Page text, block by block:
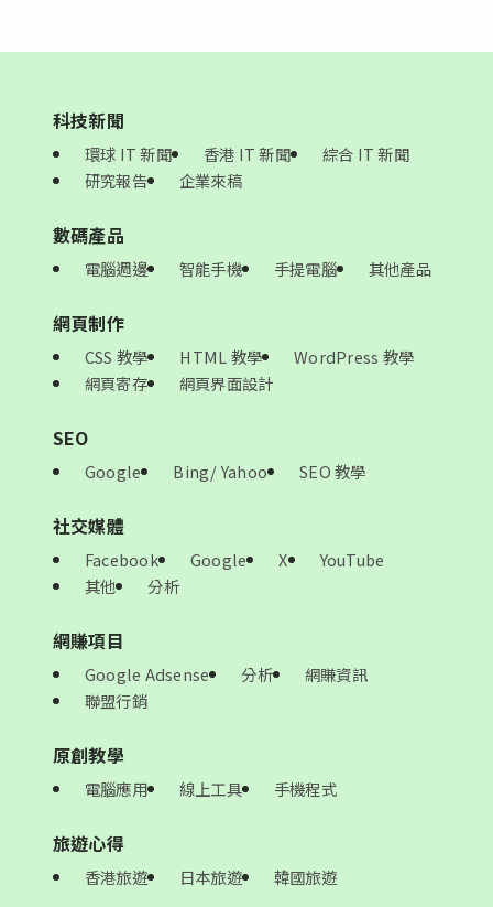
科技新聞
環球 IT 新聞 香港 IT 新聞
綜合 IT 新聞
研究報告
企業來稿
數碼產品
電腦週邊 智能手機 手提電腦 其他產品
網頁制作
CSS 教學 HTML 教學
WordPress 教學
網頁寄存
網頁界面設計
SEO
Google Bing/ Yahoo SEO 教學
社交媒體
Facebook Google X
YouTube
其他
分析
網賺項目
Google Adsense 分析
網賺資訊
聯盟行銷
原創教學
電腦應用 線上工具 手機程式
旅遊心得
香港旅遊 日本旅遊 韓國旅遊